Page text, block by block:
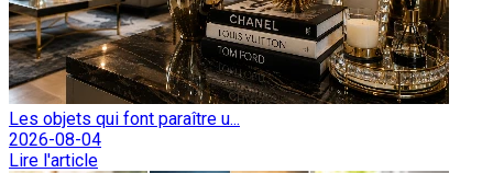
Les objets qui font paraître u...
2026-08-04
Lire l'article